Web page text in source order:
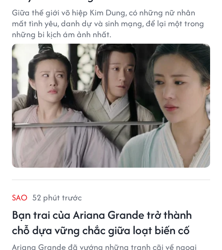
Giữa thế giới võ hiệp Kim Dung, có những nữ nhân
mất tình yêu, danh dự và sinh mạng, để lại một trong
những bi kịch ám ảnh nhất.
SAO 52 phút trước
Bạn trai của Ariana Grande trở thành
chỗ dựa vững chắc giữa loạt biến cố
Ariana Grande đã vướng những tranh cãi về ngoại